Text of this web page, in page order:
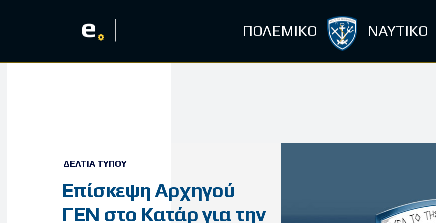
e ΠΟΛΕΜΙΚΟ ΝΑΥΤΙΚΟ
ΔΕΛΤΊΑ ΤΎΠΟΥ
Επίσκεψη Αρχηγού
ΓΕΝ στο Κατάρ για την